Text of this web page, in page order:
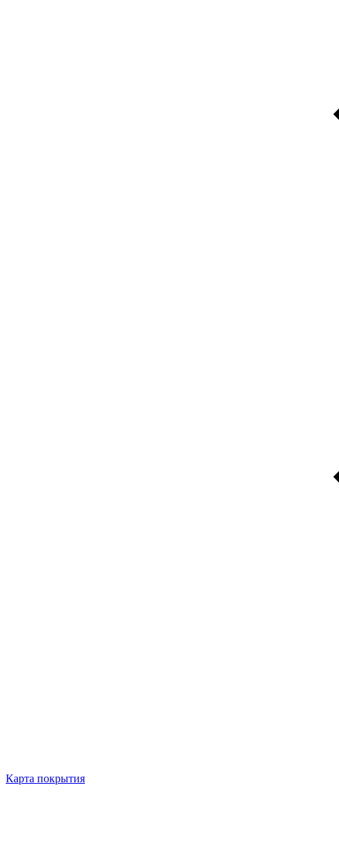
Карта покрытия